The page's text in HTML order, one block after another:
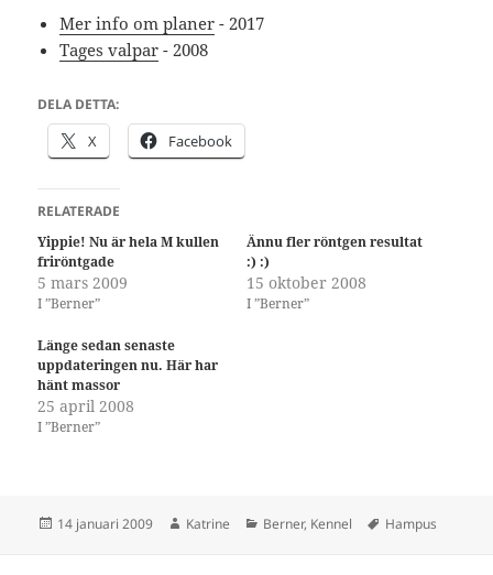
Mer info om planer - 2017
Tages valpar - 2008
DELA DETTA:
X Facebook
RELATERADE
Yippie! Nu är hela M kullen
friröntgade
5 mars 2009
I ”Berner”
Ännu fler röntgen resultat
:) :)
15 oktober 2008
I ”Berner”
Länge sedan senaste
uppdateringen nu. Här har
hänt massor
25 april 2008
I ”Berner”
Postat
14 januari 2009 Författare
Katrine Kategorier
Berner, Kennel Taggar
Hampus